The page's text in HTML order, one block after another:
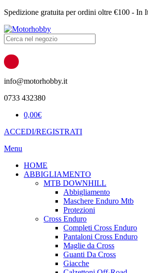
Spedizione gratuita per ordini oltre €100 - In
Products
search
info@motorhobby.it
0733 432380
0,00€
ACCEDI/REGISTRATI
Menu
HOME
ABBIGLIAMENTO
MTB DOWNHILL
Abbigliamento
Maschere Enduro Mtb
Protezioni
Cross Enduro
Completi Cross Enduro
Pantaloni Cross Enduro
Maglie da Cross
Guanti Da Cross
Giacche